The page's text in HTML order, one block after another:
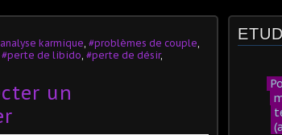
karmique #problèmes de couple
#perte de libido #perte de désir,
un